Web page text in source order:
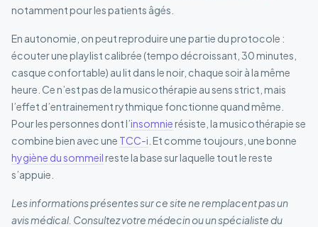
notamment pour les patients âgés.
En autonomie, on peut reproduire une partie du protocole :
écouter une playlist calibrée (tempo décroissant, 30 minutes,
casque confortable) au lit dans le noir, chaque soir à la même
heure. Ce n’est pas de la musicothérapie au sens strict, mais
l’effet d’entrainement rythmique fonctionne quand même.
Pour les personnes dont l’insomnierésiste, la musicothérapie se
combine bien avec une TCC-i . Et comme toujours, une bonne
hygiène du sommeilreste la base sur laquelle tout le reste
s’appuie.
Les informations présentes sur ce site ne remplacent pas un
avis médical. Consultez votre médecin ou un spécialiste du